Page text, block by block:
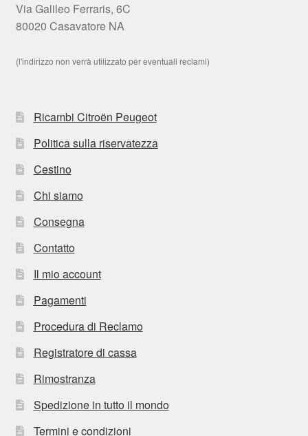
Via Galileo Ferraris, 6C
80020 Casavatore NA
(l'indirizzo non verrà utilizzato per eventuali reclami)
Ricambi Citroën Peugeot
Politica sulla riservatezza
Cestino
Chi siamo
Consegna
Contatto
Il mio account
Pagamenti
Procedura di Reclamo
Registratore di cassa
Rimostranza
Spedizione in tutto il mondo
Termini e condizioni